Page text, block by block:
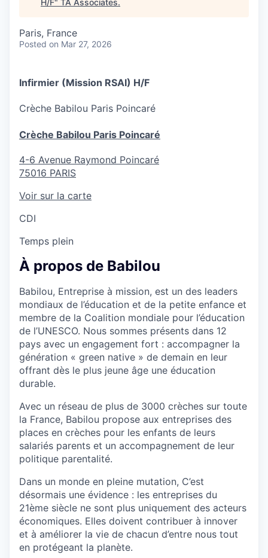
H/F" TA Associates.
Paris, France
Posted on Mar 27, 2026
Infirmier (Mission RSAI) H/F
Crèche Babilou Paris Poincaré
Crèche Babilou Paris Poincaré
4-6 Avenue Raymond Poincaré
75016 PARIS
Voir sur la carte
CDI
Temps plein
À propos de Babilou
Babilou, Entreprise à mission, est un des leaders
mondiaux de l’éducation et de la petite enfance et
membre de la Coalition mondiale pour l’éducation
de l’UNESCO. Nous sommes présents dans 12
pays avec un engagement fort : accompagner la
génération « green native » de demain en leur
offrant dès le plus jeune âge une éducation
durable.
Avec un réseau de plus de 3000 crèches sur toute
la France, Babilou propose aux entreprises des
places en crèches pour les enfants de leurs
salariés parents et un accompagnement de leur
politique parentalité.
Dans un monde en pleine mutation, C’est
désormais une évidence : les entreprises du
21ème siècle ne sont plus uniquement des acteurs
économiques. Elles doivent contribuer à innover
et à améliorer la vie de chacun d’entre nous tout
en protégeant la planète.